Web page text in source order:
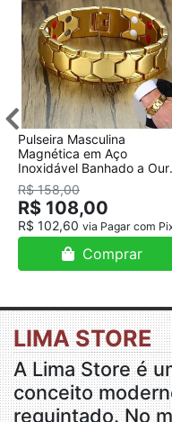
Pulseira Masculina
Magnética em Aço
Inoxidável Banhado a
18K
R$ 158,00
R$ 108,00
R$ 102,60 via Pagar com
Comprar
LIMA STORE
A Lima Store é
conceito
requintado. No